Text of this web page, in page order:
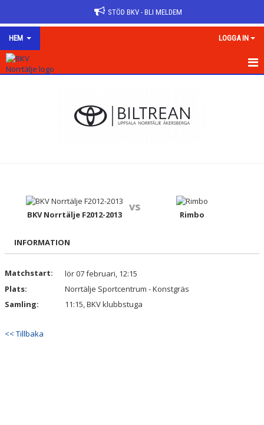
STÖD BKV - BLI MELDEM
HEM LOGGA IN
KALENDER
MATCHER
AVGIFTER BKV NORRTÄLJE
WEBBSHOPEN
BKV Norrtälje F2012-2013
vs
Rimbo
INFORMATION
Matchstart:
lör 07 februari, 12:15
Plats:
Norrtälje Sportcentrum - Konstgräs
Samling:
11:15, BKV klubbstuga
<< Tillbaka